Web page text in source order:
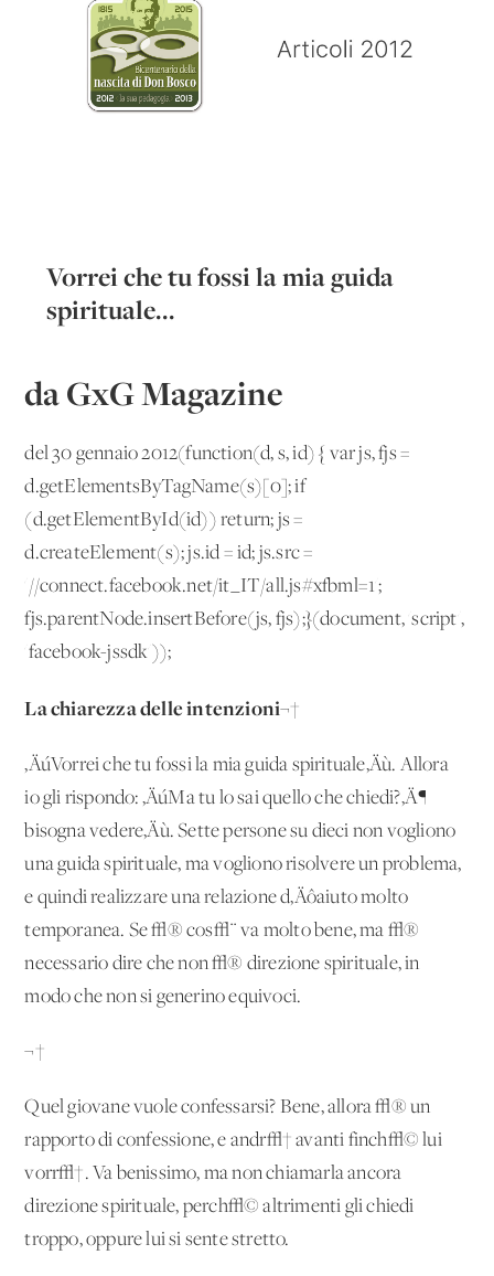
Vorrei che tu fossi la mia guida
spirituale...
da GxG Magazine
del 30 gennaio 2012(function(d, s, id) { var js, fjs =
d.getElementsByTagName(s)[0]; if
(d.getElementById(id)) return; js =
d.createElement(s); js.id = id; js.src =
'//connect.facebook.net/it_IT/all.js#xfbml=1';
fjs.parentNode.insertBefore(js, fjs);}(document, 'script',
'facebook-jssdk'));
La chiarezza delle intenzioni¬†
‚ÄúVorrei che tu fossi la mia guida spirituale‚Äù. Allora
io gli rispondo: ‚ÄúMa tu lo sai quello che chiedi?‚Ä¶
bisogna vedere‚Äù. Sette persone su dieci non vogliono
una guida spirituale, ma vogliono risolvere un problema,
e quindi realizzare una relazione d‚Äôaiuto molto
temporanea. Se √® cos√¨ va molto bene, ma √®
necessario dire che non √® direzione spirituale, in
modo che non si generino equivoci.
¬†
Quel giovane vuole confessarsi? Bene, allora √® un
rapporto di confessione, e andr√† avanti finch√© lui
vorr√†. Va benissimo, ma non chiamarla ancora
direzione spirituale, perch√© altrimenti gli chiedi
troppo, oppure lui si sente stretto.